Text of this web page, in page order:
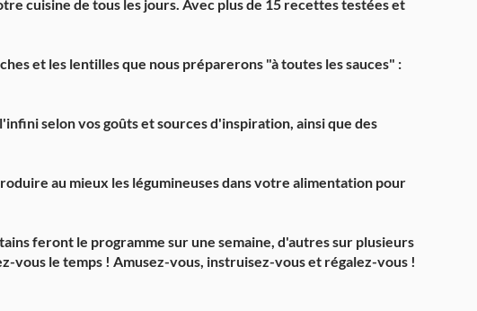
cuisine de tous les jours. Avec plus de 15 recettes testées et
et les lentilles que nous préparerons "à toutes les sauces" :
selon vos goûts et sources d'inspiration, ainsi que des
au mieux les légumineuses dans votre alimentation pour
feront le programme sur une semaine, d'autres sur plusieurs
vous le temps ! Amusez-vous, instruisez-vous et régalez-vous !